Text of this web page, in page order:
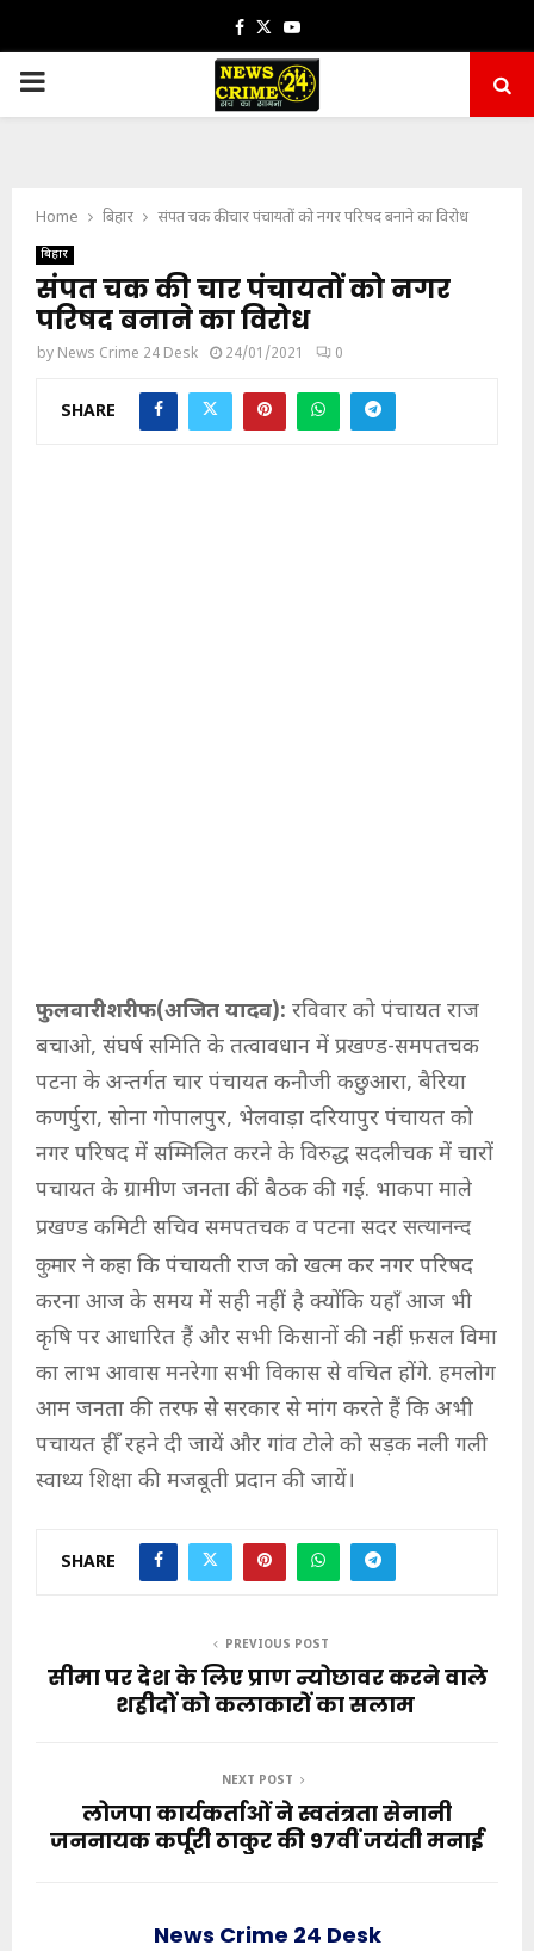
Facebook
TwitterYoutube
PRIMARY
Home बिहार संपत चक की चार पंचायतों को नगर परिषद बनाने का विरोध
बिहार
संपत चक की चार पंचायतों को नगर
परिषद बनाने का विरोध
by News Crime 24 Desk 24/01/2021 0
SHARE
फुलवारीशरीफ(अजित यादव): रविवार को पंचायत राज
बचाओ, संघर्ष समिति के तत्वावधान में प्रखण्ड-समपतचक
पटना के अन्तर्गत चार पंचायत कनौजी कछुआरा, बैरिया
कणर्पुरा, सोना गोपालपुर, भेलवाड़ा दरियापुर पंचायत को
नगर परिषद में सम्मिलित करने के विरुद्ध सदलीचक में चारों
पचायत के ग्रामीण जनता कीं बैठक की गई. भाकपा माले
प्रखण्ड कमिटी सचिव समपतचक व पटना सदरसत्यानन्द
कुमार ने कहाकि पंचायती राज को खत्म कर नगर परिषद
करना आज के समय में सही नहीं है क्योंकि यहाँ आज भी
कृषि पर आधारित हैं और सभी किसानों की नहीं फ़सल विमा
का लाभ आवास मनरेगा सभी विकास से वचित होंगे. हमलोग
आम जनता की तरफ सेे सरकार से मांग करते हैं कि अभी
पचायत हीँ रहने दी जायें और गांव टोले को सड़क नली गली
स्वाथ्य शिक्षा की मजबूती प्रदान की जायें।
SHARE
PREVIOUS POST
सीमा पर देश के लिए प्राण न्योछावर करने वाले
शहीदों को कलाकारों का सलाम
NEXT POST
लोजपा कार्यकर्ताओं ने स्वतंत्रता सेनानी
जननायक कर्पूरी ठाकुर की 97वीं जयंती मनाई
News Crime 24 Desk